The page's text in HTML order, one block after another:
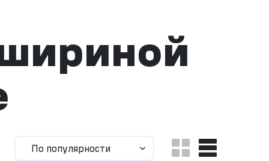
По популярности